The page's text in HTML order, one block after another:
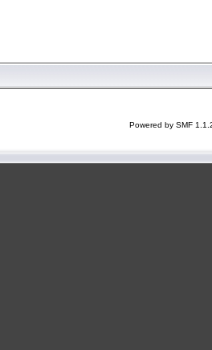
Powered by SMF